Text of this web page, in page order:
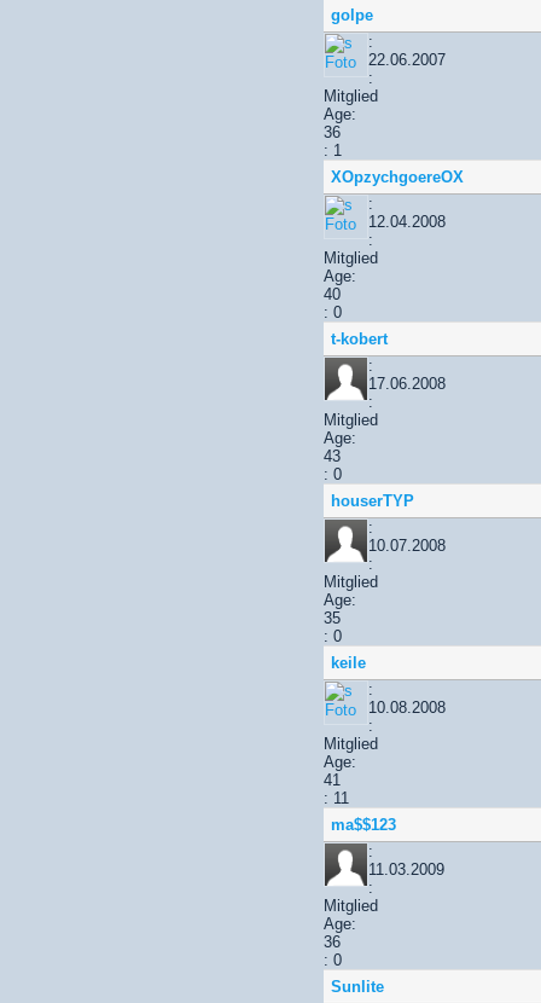
golpe
:
22.06.2007
:
Mitglied
Age:
36
: 1
XOpzychgoereOX
:
12.04.2008
:
Mitglied
Age:
40
: 0
t-kobert
:
17.06.2008
:
Mitglied
Age:
43
: 0
houserTYP
:
10.07.2008
:
Mitglied
Age:
35
: 0
keile
:
10.08.2008
:
Mitglied
Age:
41
: 11
ma$$123
:
11.03.2009
:
Mitglied
Age:
36
: 0
Sunlite